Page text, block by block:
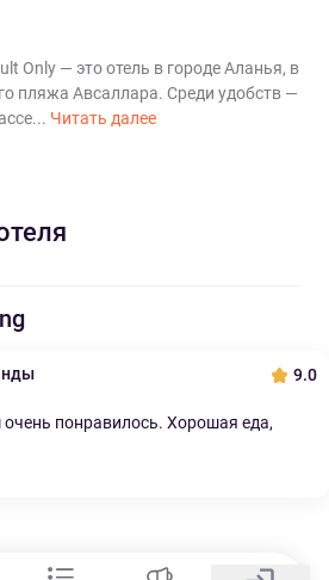
Only — это отель в городе Аланья, в
пляжа Авсаллара. Среди удобств —
Читать далее
9.0
понравилось. Хорошая еда,